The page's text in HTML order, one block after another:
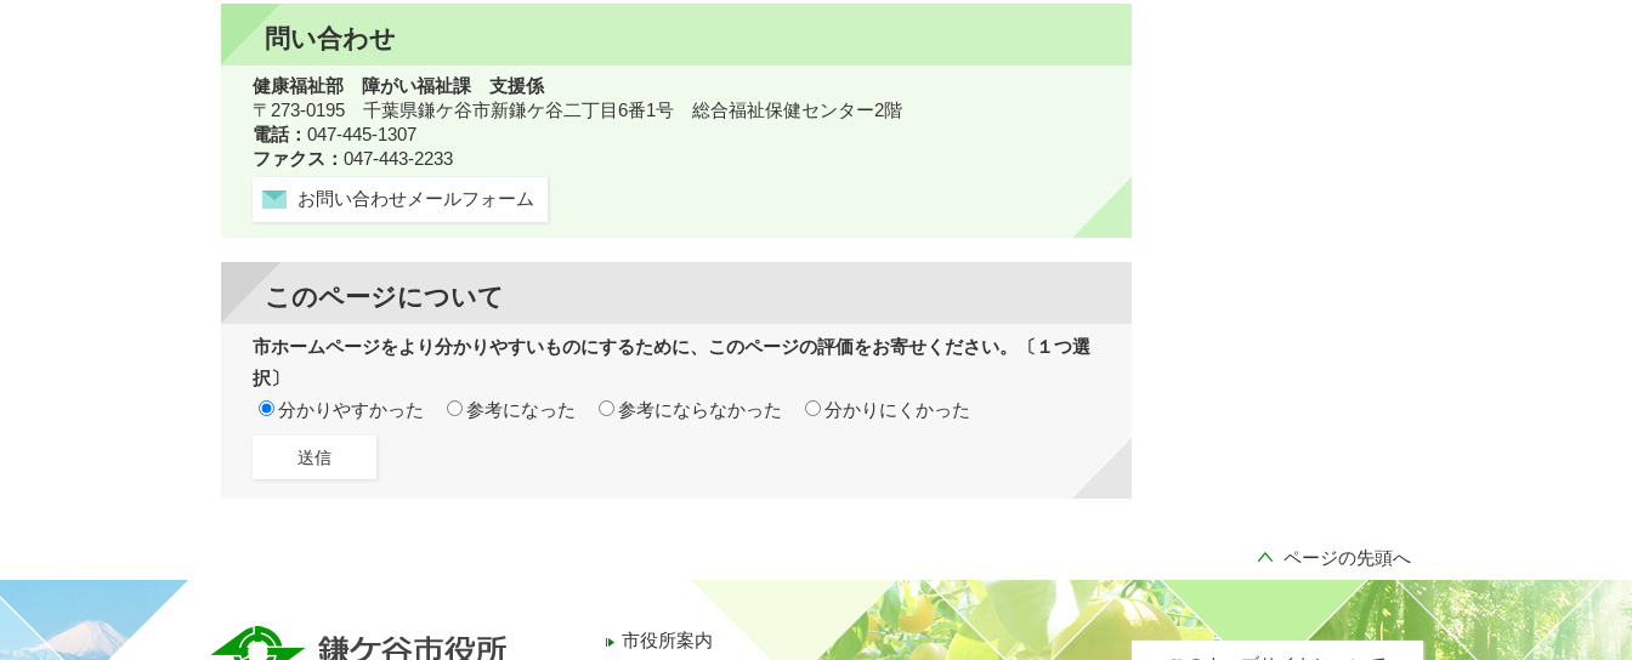
問い合わせ
健康福祉部 障がい福祉課 支援係
〒273-0195 千葉県鎌ケ谷市新鎌ケ谷二丁目6番1号 総合福祉保健センター2階
電話： 047-445-1307
ファクス： 047-443-2233
お問い合わせメールフォーム
このページについて
市ホームページをより分かりやすいものにするために、このページの評価をお寄せください。〔１つ選
択〕
分かりやすかった
参考になった 参考にならなかった 分かりにくかった
ページの先頭へ
市役所案内